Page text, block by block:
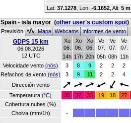
Lat: 37.1278 , Lon: -6.1652 Alt: 5 m
Spain - isla mayor (other user's custom spot)
Previsión
MapaWebcamsInformes de vento
GDPS 15 km
06.08.2026
12 UTC
Xo
06.
Xo
06.
Xo
06.
Ve
07.
Ve
07.
Ve
07.
14h 17h 20h 05h 08h 11h
Velocidade vento (nós) 3 8 9 2 2 2
Refachos de vento (nós) 3 9 11 2 2 4
Dirección vento
Temperatura (°C) 35 37 33 19 18 27
Cobertura nubes (%)
Choiva (mm/1h)
-